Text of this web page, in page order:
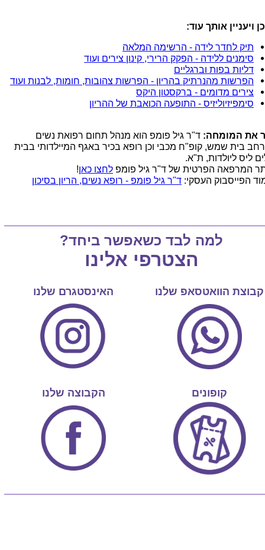
ויעניין אותך עוד:
תיק לחדר לידה - הרשימה המלאה
סימנים ללידה - הפקק הרירי, קינון צירים ועוד
דליות בפות וברגליים
הפרשות מהנרתיק בהריון - הפרשות צהובות, חומות, לבנות ועוד
צירים מדומים - ברקסטון היקס
סימפיזיוליזיס - התופעה הכואבת של ההריון
את המומחה: ד"ר גיל פומפ הוא מנהל תחום רפואת נשים
בית שמש, קופ"ח מכבי וכן רופא בכיר באגף המיילדותי בבית
ליס ליולדות, ת"א.
המרפאה הפרטית של ד"ר גיל פומפ לחצו כאן!
הפייסבוק העסקי: ד"ר גיל פומפ - רופא נשים, הריון בסיכון
למה לבד כשאפשר ביחד?
הצטרפי אלינו
קבוצת הוואטסאפ שלנו האינסטגרם שלנו
קופונים הקבוצה שלנו